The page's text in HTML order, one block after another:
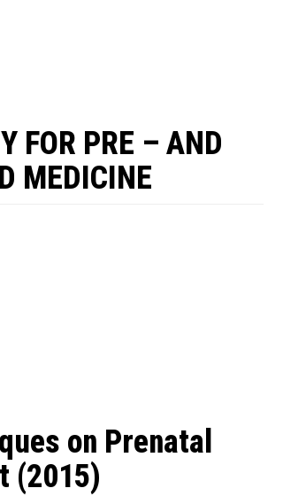
FOR PRE – AND
MEDICINE
on Prenatal
(2015)